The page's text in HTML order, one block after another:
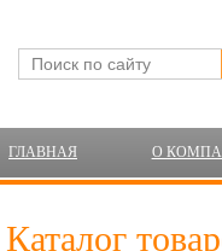
ГЛАВНАЯ О
Каталог